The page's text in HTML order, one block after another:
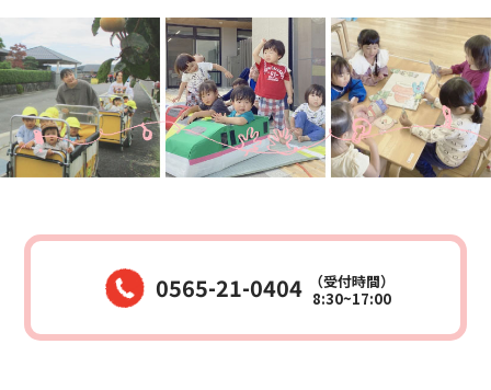
の塩をまいて
もらいまし
た。 少し肌
寒かったの
で、今日は足
だけ入りまし
[…]
見つめたり、
時々友達と顔
を見合わせて
笑ったり、と
ても穏やかな
時間が流れて
いました。
ことができま
した。 みん
なで訓練を重
ねる中で、も
しもの時も自
分の身を安全
0565-21-0404
（受付時間）
8:30~17:00